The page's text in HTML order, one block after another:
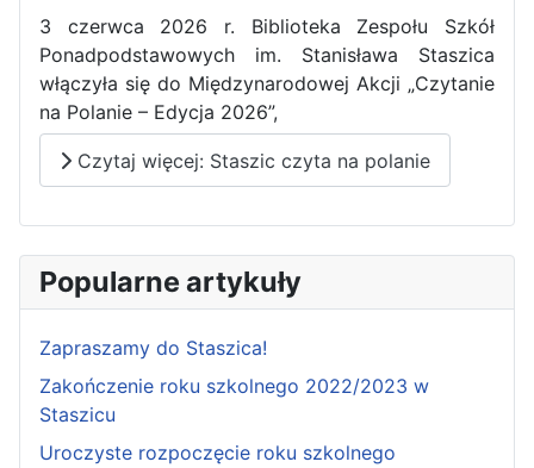
3 czerwca 2026 r. Biblioteka Zespołu Szkół
Ponadpodstawowych im. Stanisława Staszica
włączyła się do Międzynarodowej Akcji „Czytanie
na Polanie – Edycja 2026”,
Czytaj więcej: Staszic czyta na polanie
Popularne artykuły
Zapraszamy do Staszica!
Zakończenie roku szkolnego 2022/2023 w
Staszicu
Uroczyste rozpoczęcie roku szkolnego